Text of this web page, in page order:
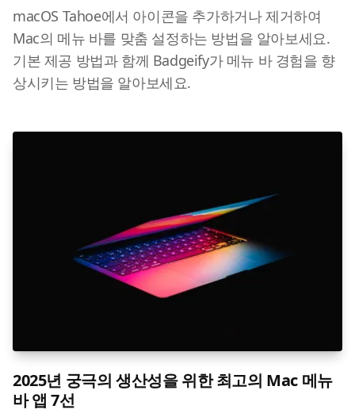
macOS Tahoe에서 아이콘을 추가하거나 제거하여
Mac의 메뉴 바를 맞춤 설정하는 방법을 알아보세요.
기본 제공 방법과 함께 Badgeify가 메뉴 바 경험을 향
상시키는 방법을 알아보세요.
2025년 궁극의 생산성을 위한 최고의 Mac 메뉴
바 앱 7선